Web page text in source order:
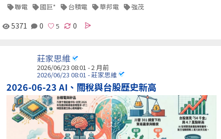
聯電 國巨* 台積電 華邦電 強茂
5371 0 0
莊家思維
2026/06/23 08:01 - 2 月前
2026/06/23 08:01 - 莊家思維
2026-06-23 AI、關稅與台股歷史新高